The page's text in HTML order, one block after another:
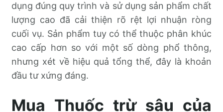
dụng đúng quy trình và sử dụng sản phẩm chất
lượng cao đã cải thiện rõ rệt lợi nhuận ròng
cuối vụ. Sản phẩm tuy có thể thuộc phân khúc
cao cấp hơn so với một số dòng phổ thông,
nhưng xét về hiệu quả tổng thể, đây là khoản
đầu tư xứng đáng.
Mua Thuốc trừ sâu của